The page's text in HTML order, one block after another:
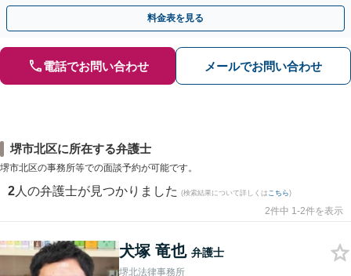
するトラブル全般の解決に豊富な経験あり。
料金表を見る
電話でお問い合わせ メールでお問い合わせ
堺市北区に所在する弁護士
堺市北区の事務所等での面談予約が可能です。
2 人の弁護士が見つかりました (検索結果について詳しくは こちら)
2件中 1-2件を表示
犬塚 竜也 弁護士
堺北法律事務所